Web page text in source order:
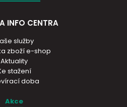
INFO CENTRA
služby
zboží e-shop
Aktuality
stažení
doba
Akce